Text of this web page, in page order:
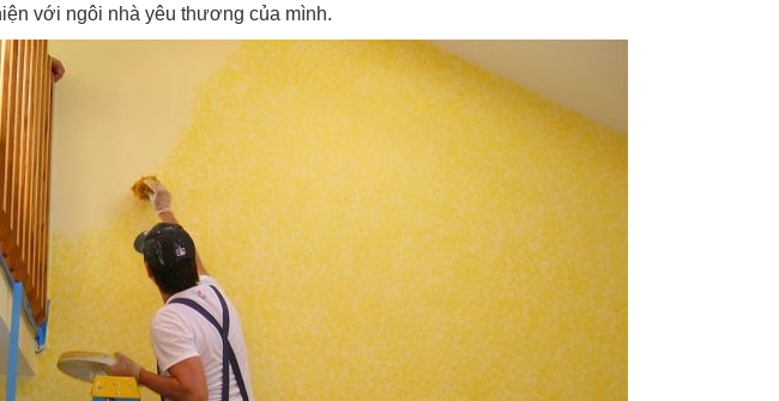
với ngôi nhà yêu thương của mình.